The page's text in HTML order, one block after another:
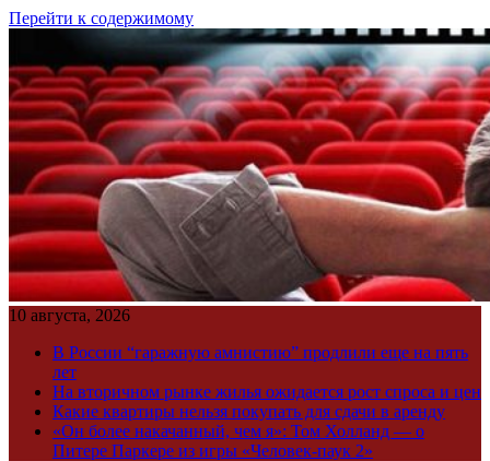
Перейти к содержимому
10 августа, 2026
В России “гаражную амнистию” продлили еще на пять
лет
На вторичном рынке жилья ожидается рост спроса и цен
Какие квартиры нельзя покупать для сдачи в аренду
«Он более накачанный, чем я»: Том Холланд — о
Питере Паркере из игры «Человек-паук 2»